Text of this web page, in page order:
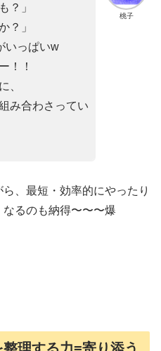
桃子
？」
？」
いっぱいw
！！
、
み合わさってい
、最短・効率的にやったり
るのも納得〜〜〜爆